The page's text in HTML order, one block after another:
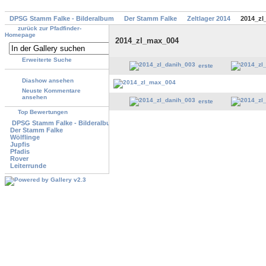
DPSG Stamm Falke - Bilderalbum Der Stamm Falke Zeltlager 2014
zurück zur Pfadfinder-
Homepage
Erweiterte Suche
Diashow ansehen
Neuste Kommentare
ansehen
Top Bewertungen
DPSG Stamm Falke - Bilderalbum
Der Stamm Falke
Wölflinge
Jupfis
Pfadis
Rover
Leiterrunde
2014_zl_max_004
erste
erste